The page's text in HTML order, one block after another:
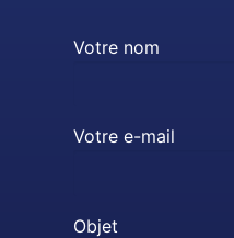
Votre nom
Votre e-mail
Objet